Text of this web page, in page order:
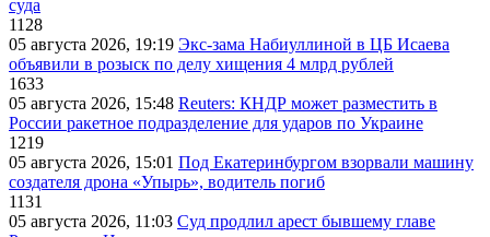
суда
1128
05 августа 2026, 19:19 Экс-зама Набиуллиной в ЦБ Исаева
объявили в розыск по делу хищения 4 млрд рублей
1633
05 августа 2026, 15:48 Reuters: КНДР может разместить в
России ракетное подразделение для ударов по Украине
1219
05 августа 2026, 15:01 Под Екатеринбургом взорвали машину
создателя дрона «Упырь», водитель погиб
1131
05 августа 2026, 11:03 Суд продлил арест бывшему главе